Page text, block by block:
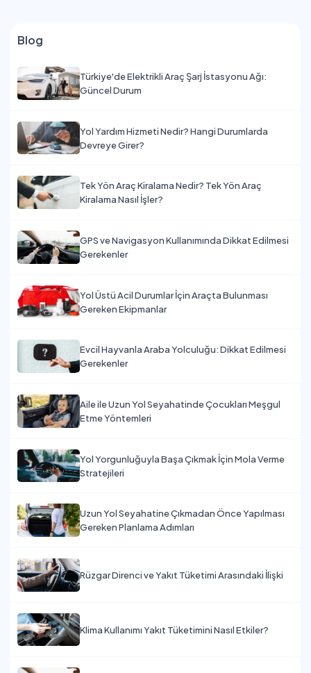
Blog
Türkiye'de Elektrikli Araç Şarj İstasyonu Ağı:
Güncel Durum
Yol Yardım Hizmeti Nedir? Hangi Durumlarda
Devreye Girer?
Tek Yön Araç Kiralama Nedir? Tek Yön Araç
Kiralama Nasıl İşler?
GPS ve Navigasyon Kullanımında Dikkat Edilmesi
Gerekenler
Yol Üstü Acil Durumlar İçin Araçta Bulunması
Gereken Ekipmanlar
Evcil Hayvanla Araba Yolculuğu: Dikkat Edilmesi
Gerekenler
Aile ile Uzun Yol Seyahatinde Çocukları Meşgul
Etme Yöntemleri
Yol Yorgunluğuyla Başa Çıkmak İçin Mola Verme
Stratejileri
Uzun Yol Seyahatine Çıkmadan Önce Yapılması
Gereken Planlama Adımları
Rüzgar Direnci ve Yakıt Tüketimi Arasındaki İlişki
Klima Kullanımı Yakıt Tüketimini Nasıl Etkiler?